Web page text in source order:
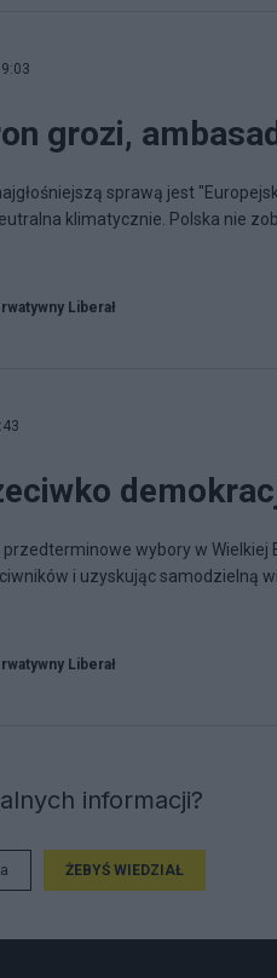
grozi,
sprawą jest
klimatycznie. Polska nie
Liberał
wybory w Wielkiej
i uzyskując samodzielną
Liberał
informacji?
ŻEBYŚ WIEDZIAŁ